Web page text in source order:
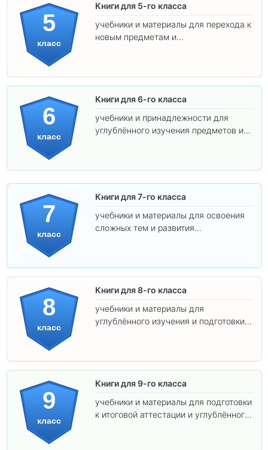
5
класс
Книги для 5-го класса
учебники и материалы для перехода к
новым предметам и
6
класс
Книги для 6-го класса
учебники и принадлежности для
углублённого изучения предметов и
7
класс
Книги для 7-го класса
учебники и материалы для освоения
сложных тем и развития
8
класс
Книги для 8-го класса
учебники и материалы для
углублённого изучения и подготовки к
9
класс
Книги для 9-го класса
учебники и материалы для подготовки
к итоговой аттестации и углублённого